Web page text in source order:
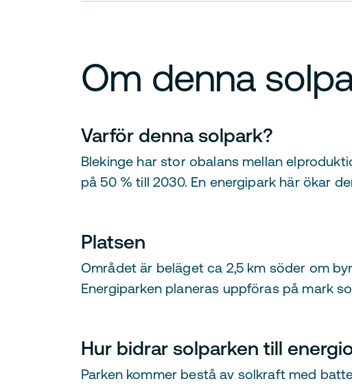
Om denna
Varför denna solpark?
Blekinge har stor obalans mellan
på 50 % till 2030. En energipark här ökar
Platsen
Området är beläget ca 2,5 km söder om
Energiparken planeras uppföras på mark
Hur bidrar solparken till
Parken kommer bestå av solkraft med